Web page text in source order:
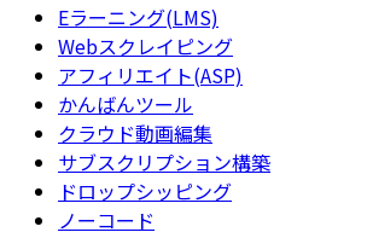
Eラーニング(LMS)
Webスクレイピング
アフィリエイト(ASP)
かんばんツール
クラウド動画編集
サブスクリプション構築
ドロップシッピング
ノーコード